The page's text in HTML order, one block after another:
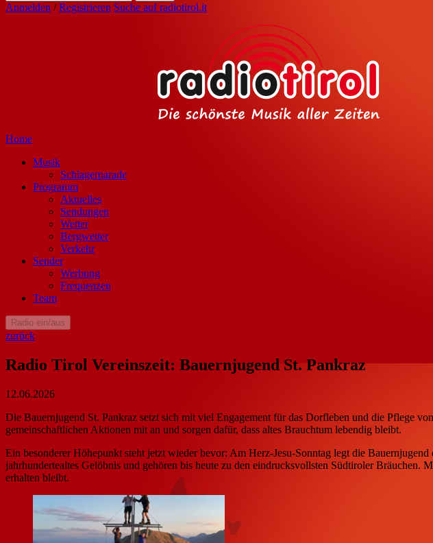
Anmelden /Registrieren Suche auf radiotirol.it
Home
Musik
Schlagerparade
Programm
Aktuelles
Sendungen
Wetter
Bergwetter
Verkehr
Sender
Werbung
Frequenzen
Team
Radio ein/aus
zurück
Radio Tirol Vereinszeit: Bauernjugend St. Pankraz
12.06.2026
Die Bauernjugend St. Pankraz setzt sich mit viel Engagement für das Dorfleben und die Pflege
gemeinschaftlichen Aktionen mit an und sorgen dafür, dass altes Brauchtum lebendig bleibt.
Ein besonderer Höhepunkt steht jetzt wieder bevor: Am Herz-Jesu-Sonntag legt die
jahrhundertealtes Gelöbnis und gehören bis heute zu den eindrucksvollsten Südtiroler Bräuchen.
erhalten bleibt.